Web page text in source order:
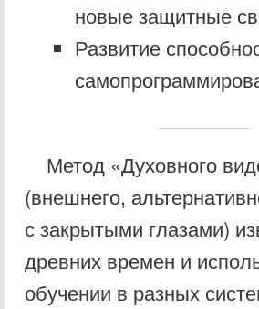
новые защитные
Развитие
Метод «Духовного
(внешнего,
с закрытыми глазами)
древних времен и
обучении в разных